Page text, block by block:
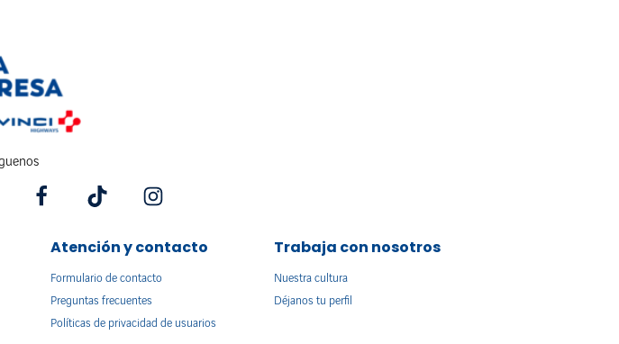
Atención y contacto
Formulario de contacto
Preguntas frecuentes
Políticas de privacidad de usuarios
Trabaja con nosotros
Nuestra cultura
Déjanos tu perfil